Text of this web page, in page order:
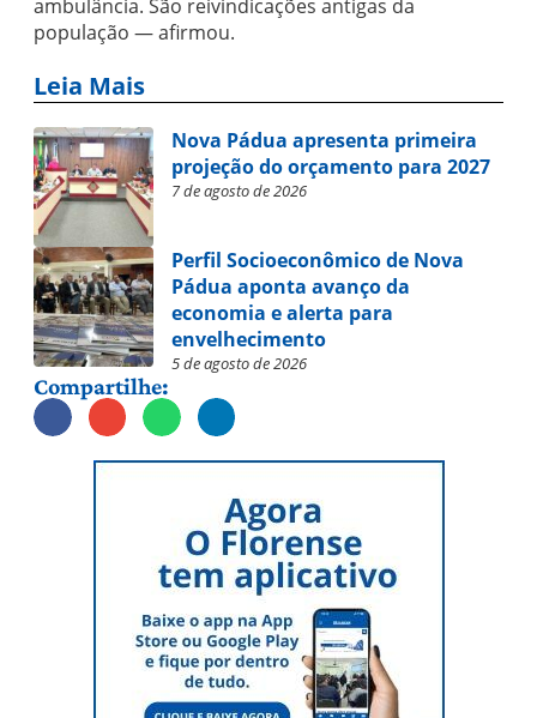
ambulância. São reivindicações antigas da
população — afirmou.
Leia Mais
Nova Pádua apresenta primeira
projeção do orçamento para 2027
7 de agosto de 2026
Perfil Socioeconômico de Nova
Pádua aponta avanço da
economia e alerta para
envelhecimento
5 de agosto de 2026
Compartilhe: